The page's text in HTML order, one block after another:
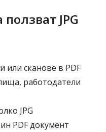
JPG
или сканове в PDF
работодатели
JPG
PDF документ